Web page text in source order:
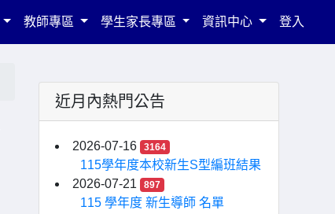
教師專區 學生家長專區 資訊中心 登入
近月內熱門公告
2026-07-16 3164
115學年度本校新生S型編班結果
2026-07-21
897
115 學年度 新生導師 名單